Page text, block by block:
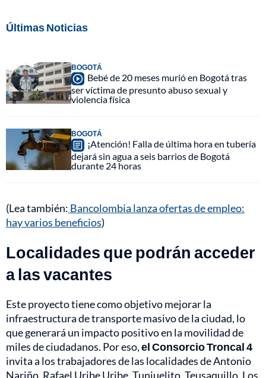
Últimas Noticias
BOGOTÁ
Bebé de 20 meses murió en Bogotá tras
ser víctima de presunto abuso sexual y
violencia física
BOGOTÁ
¡Atención! Falla de última hora en tubería
dejará sin agua a seis barrios de Bogotá
durante 24 horas
(Lea también: Bancolombia lanza ofertas de empleo:
hay varios beneficios)
Localidades que podrán acceder
a las vacantes
Este proyecto tiene como objetivo mejorar la
infraestructura de transporte masivo de la ciudad, lo
que generará un impacto positivo en la movilidad de
miles de ciudadanos. Por eso,el Consorcio Troncal 4
invita a los trabajadores de las localidades de Antonio
Nariño, Rafael Uribe Uribe, Tunjuelito, Teusaquillo, Los